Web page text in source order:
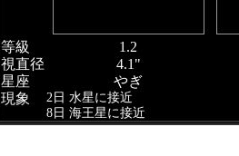
等級 1.2
視直径
4.1"
星座
やぎ
現象
2日 水星に接近
8日 海王星に接近